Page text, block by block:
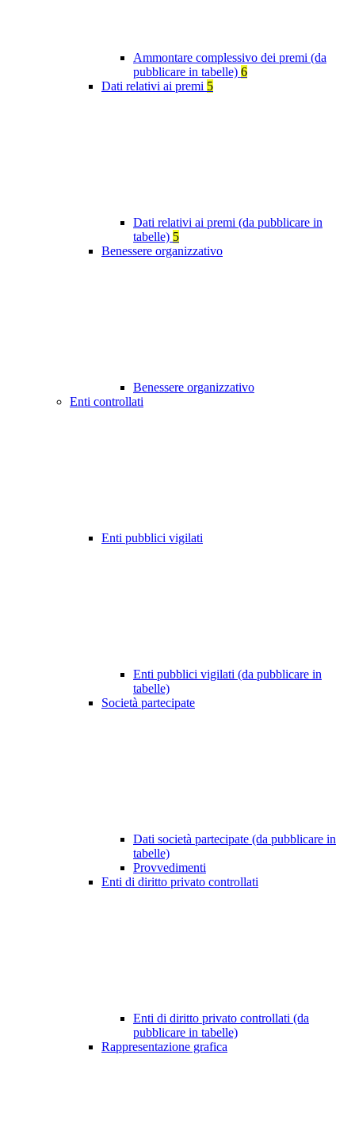
Ammontare complessivo dei premi (da
pubblicare in tabelle) 6
Dati relativi ai premi 5
Dati relativi ai premi (da pubblicare in
tabelle) 5
Benessere organizzativo
Benessere organizzativo
Enti controllati
Enti pubblici vigilati
Enti pubblici vigilati (da pubblicare in
tabelle)
Società partecipate
Dati società partecipate (da pubblicare in
tabelle)
Provvedimenti
Enti di diritto privato controllati
Enti di diritto privato controllati (da
pubblicare in tabelle)
Rappresentazione grafica